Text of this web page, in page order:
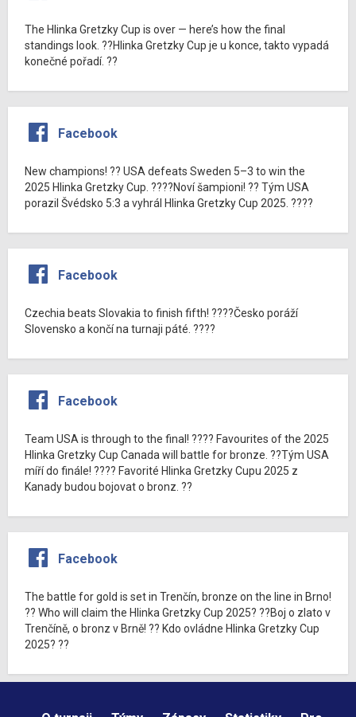
The Hlinka Gretzky Cup is over — here’s how the final
standings look. ??Hlinka Gretzky Cup je u konce, takto vypadá
konečné pořadí. ??
Facebook
New champions! ?? USA defeats Sweden 5–3 to win the
2025 Hlinka Gretzky Cup. ????Noví šampioni! ?? Tým USA
porazil Švédsko 5:3 a vyhrál Hlinka Gretzky Cup 2025. ????
Facebook
Czechia beats Slovakia to finish fifth! ????Česko poráží
Slovensko a končí na turnaji páté. ????
Facebook
Team USA is through to the final! ???? Favourites of the 2025
Hlinka Gretzky Cup Canada will battle for bronze. ??Tým USA
míří do finále! ???? Favorité Hlinka Gretzky Cupu 2025 z
Kanady budou bojovat o bronz. ??
Facebook
The battle for gold is set in Trenčín, bronze on the line in Brno!
?? Who will claim the Hlinka Gretzky Cup 2025? ??Boj o zlato v
Trenčíně, o bronz v Brně! ?? Kdo ovládne Hlinka Gretzky Cup
2025? ??